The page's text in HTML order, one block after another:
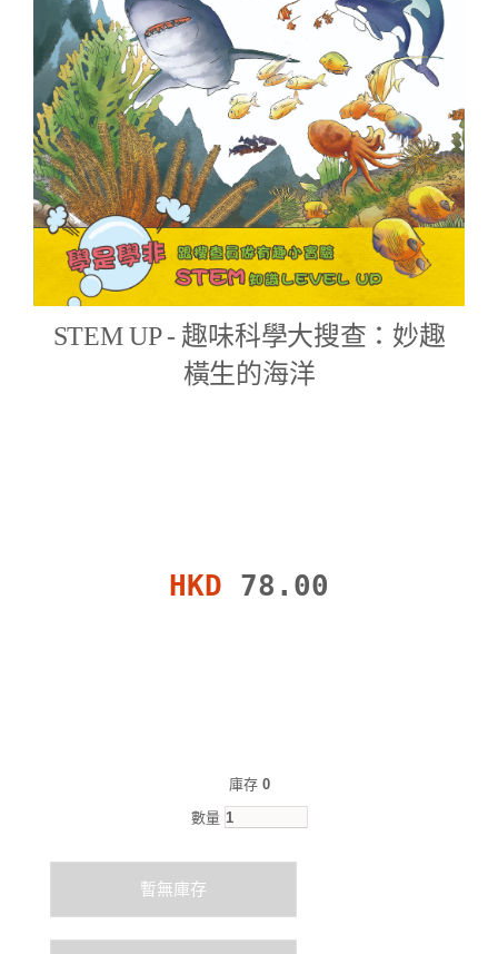
STEM UP - 趣味科學大搜查：妙趣
橫生的海洋
HKD 78.00
庫存 0
數量